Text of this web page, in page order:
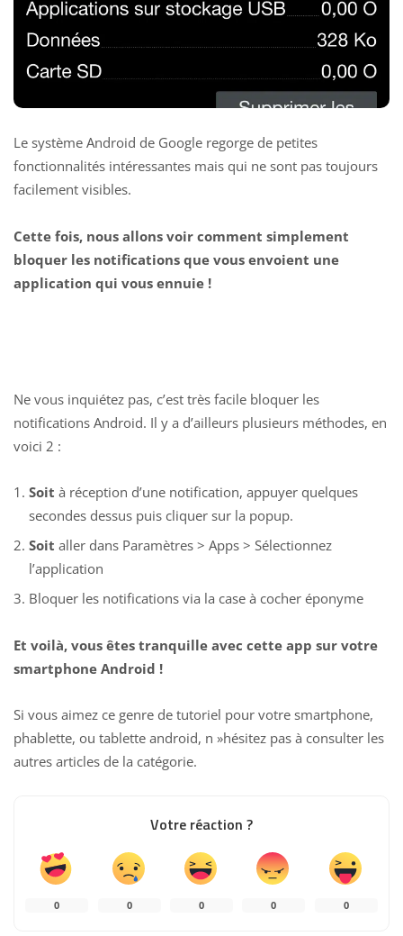
Le système Android de Google regorge de petites
fonctionnalités intéressantes mais qui ne sont pas toujours
facilement visibles.
Cette fois, nous allons voir comment simplement
bloquer les notifications que vous envoient une
application qui vous ennuie !
Ne vous inquiétez pas, c’est très facile bloquer les
notifications Android. Il y a d’ailleurs plusieurs méthodes, en
voici 2 :
Soit à réception d’une notification, appuyer quelques
secondes dessus puis cliquer sur la popup.
Soit aller dans Paramètres > Apps > Sélectionnez
l’application
Bloquer les notifications via la case à cocher éponyme
Et voilà, vous êtes tranquille avec cette app sur votre
smartphone Android !
Si vous aimez ce genre de tutoriel pour votre smartphone,
phablette, ou tablette android, n »hésitez pas à consulter les
autres articles de la catégorie.
Votre réaction ?
0 0 0 0 0